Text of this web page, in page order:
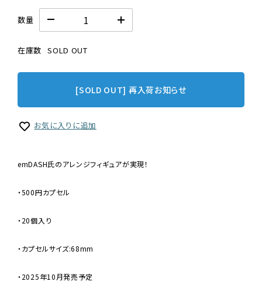
数量
在庫数 SOLD OUT
[SOLD OUT] 再入荷お知らせ
お気に入りに追加
emDASH氏のアレンジフィギュアが実現！
・500円カプセル
・20個入り
・カプセルサイズ:68mm
・2025年10月発売予定